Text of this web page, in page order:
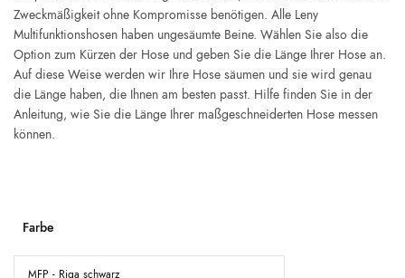
Zweckmäßigkeit ohne Kompromisse benötigen. Alle Leny
Multifunktionshosen haben ungesäumte Beine. Wählen Sie also die
Option zum Kürzen der Hose und geben Sie die Länge Ihrer Hose an.
Auf diese Weise werden wir Ihre Hose säumen und sie wird genau
die Länge haben, die Ihnen am besten passt. Hilfe finden Sie in der
Anleitung, wie Sie die Länge Ihrer maßgeschneiderten Hose messen
können.
Farbe